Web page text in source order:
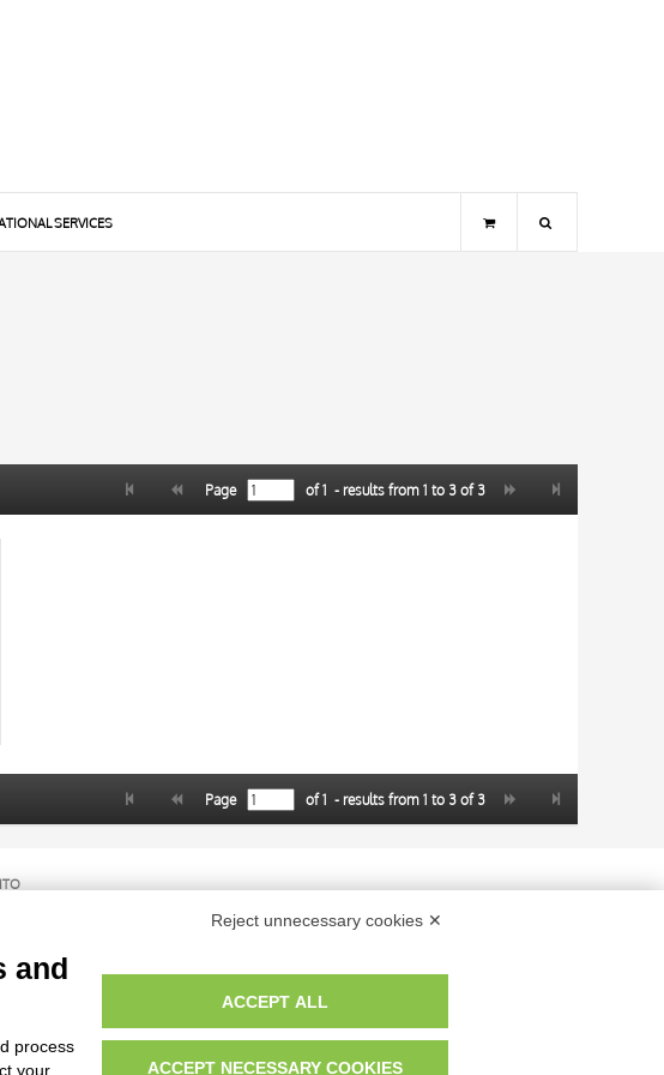
SERVICES
Page of1 - results from 1 to 3of 3
Page of1 - results from 1 to 3of 3
degli artisti e dei fotografi che hanno realizzato le opere e le immagini, degli enti e
Reject unnecessary cookies ✕
and
process
your
ACCEPT ALL
ACCEPT NECESSARY COOKIES